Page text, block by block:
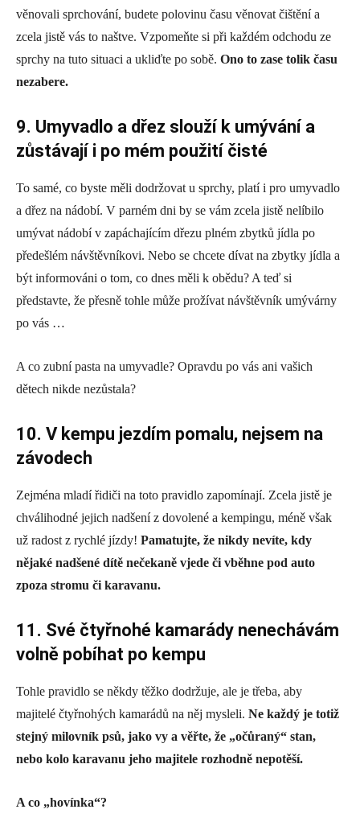
věnovali sprchování, budete polovinu času věnovat čištění a
zcela jistě vás to naštve. Vzpomeňte si při každém odchodu ze
sprchy na tuto situaci a ukliďte po sobě. Ono to zase tolik času
nezabere.
9. Umyvadlo a dřez slouží k umývání a
zůstávají i po mém použití čisté
To samé, co byste měli dodržovat u sprchy, platí i pro umyvadlo
a dřez na nádobí. V parném dni by se vám zcela jistě nelíbilo
umývat nádobí v zapáchajícím dřezu plném zbytků jídla po
předešlém návštěvníkovi. Nebo se chcete dívat na zbytky jídla a
být informováni o tom, co dnes měli k obědu? A teď si
představte, že přesně tohle může prožívat návštěvník umývárny
po vás …
A co zubní pasta na umyvadle? Opravdu po vás ani vašich
dětech nikde nezůstala?
10. V kempu jezdím pomalu, nejsem na
závodech
Zejména mladí řidiči na toto pravidlo zapomínají. Zcela jistě je
chválihodné jejich nadšení z dovolené a kempingu, méně však
už radost z rychlé jízdy! Pamatujte, že nikdy nevíte, kdy
nějaké nadšené dítě nečekaně vjede či vběhne pod auto
zpoza stromu či karavanu.
11. Své čtyřnohé kamarády nenechávám
volně pobíhat po kempu
Tohle pravidlo se někdy těžko dodržuje, ale je třeba, aby
majitelé čtyřnohých kamarádů na něj mysleli. Ne každý je totiž
stejný milovník psů, jako vy a věřte, že „očůraný“ stan,
nebo kolo karavanu jeho majitele rozhodně nepotěší.
A co „hovínka“?